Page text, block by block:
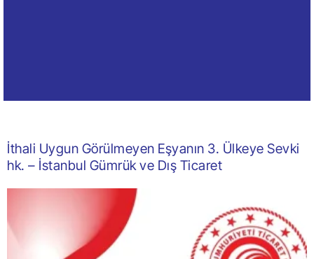
İthali Uygun Görülmeyen Eşyanın 3. Ülkeye Sevki
hk. – İstanbul Gümrük ve Dış Ticaret